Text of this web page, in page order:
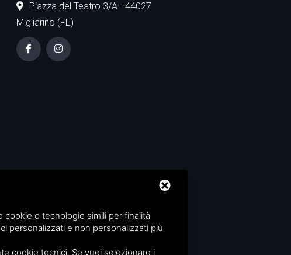
Piazza del Teatro 3/A - 44027
Migliarino (FE)
o tecnologie simili per finalità
personalizzati e non personalizzati più
cookie tecnici. Se vuoi selezionare i